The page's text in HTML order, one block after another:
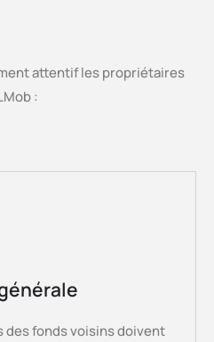
attentif les propriétaires
:
des fonds voisins doivent